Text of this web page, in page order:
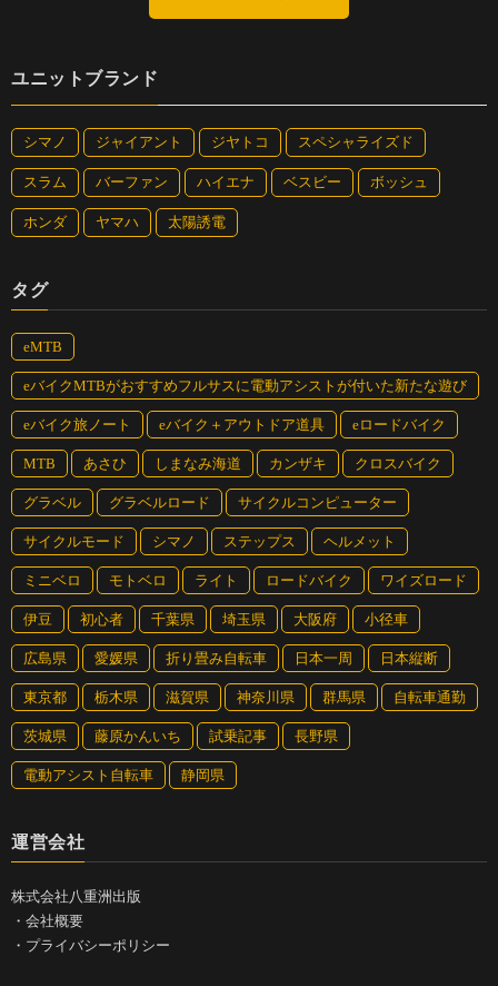
田貫湖をeバイクでグルっと一周。小さな湖なのでそれ
ほど時間もかからず回ってしまったが、自然、地形、景
色の変化に富んでいて楽しかった
よく運動できるのがeバイクの利点
田貫湖を離れるとグーグルマップの最短ルートで『陣馬の滝』へ
向かった。杉の森の中を縫うように延びる道を走っていると、小
なかったので「川渡りだ！」とふたりで盛り上がる。川の幅は約
10m、水の深さも10cmくらいなので、問題なく渡れた。後ろのヒ
ロコは大丈夫か？ と見守っていると、何の気負いもなくスイス
イ渡ってしまった。逞しいね～。
陣馬の滝へ向かって走っていると目の前に川が現れた。
最初に僕が、続けてヒロコが川渡り。eバイクでこうい
う体験は初めてなので楽しかった
『陣馬の滝』は源頼朝公が陣を張って馬を休めた場所として知ら
れる滝で、白糸の滝に比べるとかなりコンパクト。人も少ないの
で、静かに眺めることができた。ここまで来たら道の駅朝霧高原
まであとわずかなのだが、ちょっとだけ回り道で
正面に見える高原キャンプ場で、人気アニメ『ゆるキャン△』の
キャンプ場。名前は知っているがまだ行ったことがない。
国道139号に出てしばらく進むと『ふもとっぱら』と書かれた標
ユニットブランド
シマノ ジャイアント ジヤトコ スペシャライズド
スラム バーファン ハイエナ ベスビー ボッシュ
ホンダ ヤマハ 太陽誘電
タグ
eMTB
eバイクMTBがおすすめフルサスに電動アシストが付いた新たな遊び
eバイク旅ノート eバイク＋アウトドア道具 eロードバイク
MTB あさひ しまなみ海道 カンザキ クロスバイク
グラベル グラベルロード サイクルコンピューター
サイクルモード シマノ ステップス ヘルメット
ミニベロ モトベロ ライト ロードバイク ワイズロード
伊豆 初心者 千葉県 埼玉県 大阪府 小径車
広島県 愛媛県 折り畳み自転車 日本一周 日本縦断
東京都 栃木県 滋賀県 神奈川県 群馬県 自転車通勤
茨城県 藤原かんいち 試乗記事 長野県
電動アシスト自転車 静岡県
運営会社
株式会社八重洲出版
・ 会社概要
・ プライバシーポリシー